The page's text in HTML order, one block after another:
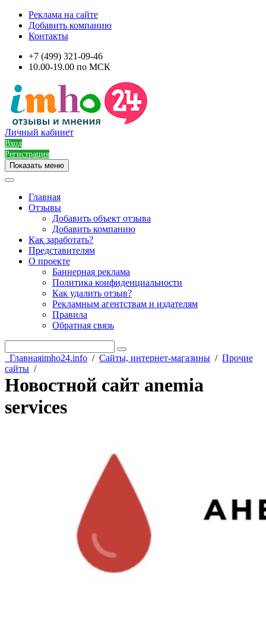
Реклама на сайте
Добавить компанию
Контакты
+7 (499) 321-09-46
10.00-19.00 по МСК
Личный кабинет
Вход
Регистрация
Показать меню
Главная
Отзывы
Добавить объект отзыва
Добавить компанию
Как заработать?
Представителям
О проекте
Баннерная реклама
Политика конфиденциальности
Как удалить отзыв?
Рекламным агентствам и издателям
Правила
Обратная связь
Главнаяimho24.info / Сайты, интернет-магазины / Прочие
сайты /
Новостной сайт anemia
services